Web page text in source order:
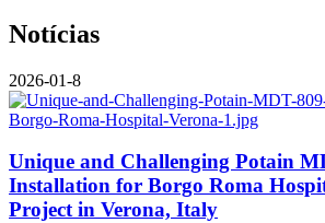
Notícias
2026-01-8
Unique and Challenging Potain
Installation for Borgo Roma
Project in Verona, Italy